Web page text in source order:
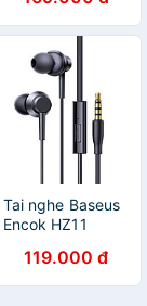
Hợp Micro
Tai nghe Baseus
Encok HZ11
có dây- hàng
chính hãng
119.000 đ